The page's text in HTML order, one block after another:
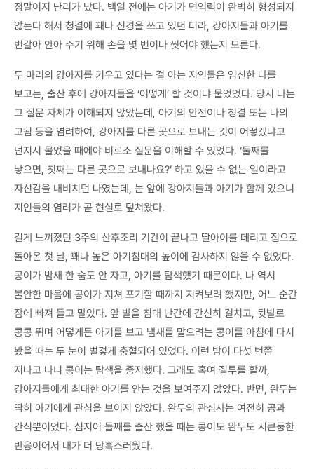
정말이지 난리가 났다. 백일 전에는 아기가 면역력이 완벽히 형성되지
않는다 해서 청결에 꽤나 신경을 쓰고 있던 터라, 강아지들과 아기를
번갈아 안아 주기 위해 손을 몇 번이나 씻어야 했는지 모른다.
두 마리의 강아지를 키우고 있다는 걸 아는 지인들은 임신한 나를
보고는, 출산 후에 강아지들을 ‘어떻게’ 할 것이냐 물었었다. 당시 나는
그 질문 자체가 이해되지 않았는데, 아기의 안전이나 청결 또는 나의
고됨 등을 염려하여, 강아지를 다른 곳으로 보내는 것이 어떻겠냐고
넌지시 물었을 때에야 비로소 질문을 이해할 수 있었다. ‘둘째를
낳으면, 첫째는 다른 곳으로 보내나요?’ 하고 있을 수 없는 일이라고
자신감을 내비치던 나였는데, 눈 앞에 강아지들과 아기가 함께 있으니
지인들의 염려가 곧 현실로 덮쳐왔다.
길게 느껴졌던 3주의 산후조리 기간이 끝나고 딸아이를 데리고 집으로
돌아온 첫 날, 꽤나 높은 아기침대의 높이에 감사하지 않을 수 없었다.
콩이가 밤새 한 숨도 안 자고, 아기를 탐색했기 때문이다. 나 역시
불안한 마음에 콩이가 지쳐 포기할 때까지 지켜보려 했지만, 어느 순간
잠에 빠져 들고 말았다. 앞 발을 침대 난간에 간신히 걸치고, 뒷발로
콩콩 뛰며 어떻게든 아기를 보고 냄새를 맡으려는 콩이를 아침에 다시
봤을 때는 두 눈이 벌겋게 충혈되어 있었다. 이런 밤이 다섯 번쯤
지나고 나니 콩이는 탐색을 중지했다. 그래도 혹여 질투를 할까,
강아지들에게 최대한 아기를 안는 것을 보여주지 않았다. 반면, 완두는
딱히 아기에게 관심을 보이지 않았다. 완두의 관심사는 여전히 공과
간식뿐이었다. 심지어 둘째를 출산 했을 때는 콩이도 완두도 시큰둥한
반응이어서 내가 더 당혹스러웠다.